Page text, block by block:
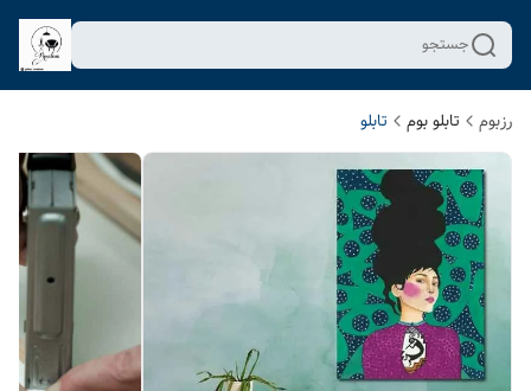
جستجو
رزبوم تابلو بوم تابلو